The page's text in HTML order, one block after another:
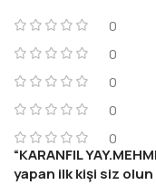
0
0
0
0
0
“KARANFIL
yapan ilk kişi siz olun